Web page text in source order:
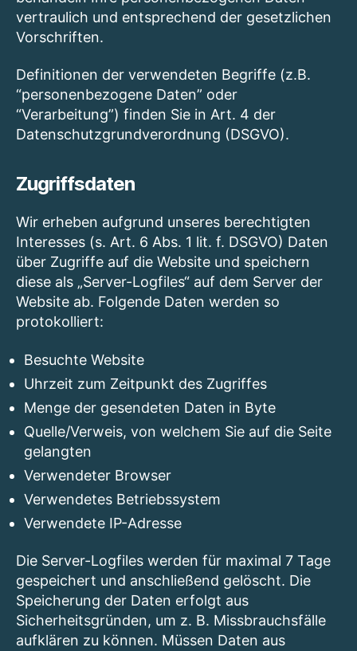
vertraulich und entsprechend der gesetzlichen
Vorschriften.
Definitionen der verwendeten Begriffe (z.B.
“personenbezogene Daten” oder
“Verarbeitung”) finden Sie in Art. 4 der
Datenschutzgrundverordnung (DSGVO).
Zugriffsdaten
Wir erheben aufgrund unseres berechtigten
Interesses (s. Art. 6 Abs. 1 lit. f. DSGVO) Daten
über Zugriffe auf die Website und speichern
diese als „Server-Logfiles“ auf dem Server der
Website ab. Folgende Daten werden so
protokolliert:
Besuchte Website
Uhrzeit zum Zeitpunkt des Zugriffes
Menge der gesendeten Daten in Byte
Quelle/Verweis, von welchem Sie auf die Seite
gelangten
Verwendeter Browser
Verwendetes Betriebssystem
Verwendete IP-Adresse
Die Server-Logfiles werden für maximal 7 Tage
gespeichert und anschließend gelöscht. Die
Speicherung der Daten erfolgt aus
Sicherheitsgründen, um z. B. Missbrauchsfälle
aufklären zu können. Müssen Daten aus